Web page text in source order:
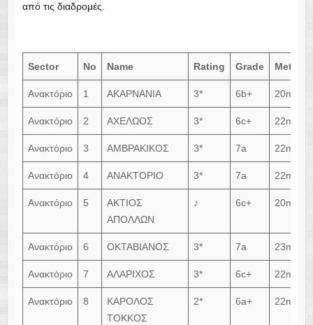
Sector No Name Rating Grade Meters
Ανακτόριο 1 ΑΚΑΡΝΑΝΙΑ 3* 6b+ 20m
Ανακτόριο 2 ΑΧΕΛΩΟΣ 3* 6c+ 22m
Ανακτόριο 3 ΑΜΒΡΑΚΙΚΟΣ 3* 7a 22m
Ανακτόριο 4 ΑΝΑΚΤΟΡΙΟ 3* 7a 22m
Ανακτόριο 5
AΚΤΙΟΣ
ΑΠΟΛΛΩΝ
♪ 6c+ 20m
Ανακτόριο 6 ΟΚΤΑΒΙΑΝΟΣ 3* 7a 23m
Ανακτόριο 7 ΑΛΑΡΙΧΟΣ 3* 6c+ 22m
Ανακτόριο 8
ΚΑΡΟΛΟΣ
ΤΟΚΚΟΣ
2* 6a+ 22m